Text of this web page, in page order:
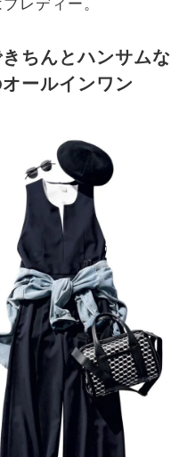
ちんとハンサムな
ールインワン